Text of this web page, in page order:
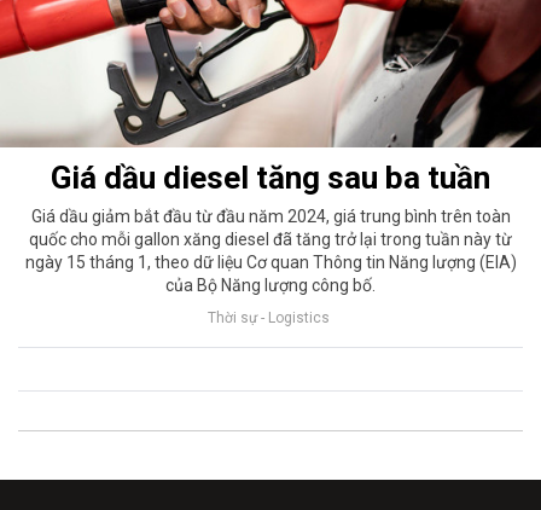
Giá dầu diesel tăng sau ba tuần
Giá dầu giảm bắt đầu từ đầu năm 2024, giá trung bình trên toàn
quốc cho mỗi gallon xăng diesel đã tăng trở lại trong tuần này từ
ngày 15 tháng 1, theo dữ liệu Cơ quan Thông tin Năng lượng (EIA)
của Bộ Năng lượng công bố.
Thời sự - Logistics